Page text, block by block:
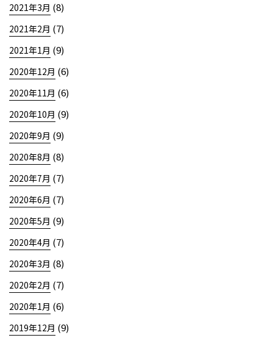
2021年3月 (8)
2021年2月 (7)
2021年1月 (9)
2020年12月 (6)
2020年11月 (6)
2020年10月 (9)
2020年9月 (9)
2020年8月 (8)
2020年7月 (7)
2020年6月 (7)
2020年5月 (9)
2020年4月 (7)
2020年3月 (8)
2020年2月 (7)
2020年1月 (6)
2019年12月 (9)